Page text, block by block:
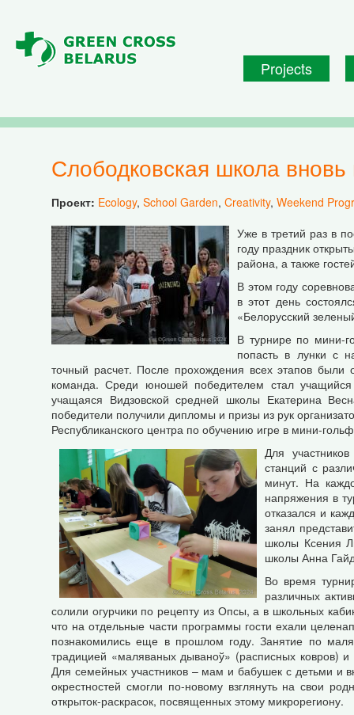
Projects
Слободковская школа
Проект: Ecology, School Garden, Creativity, Weekend
Уже в третий раз в
году праздник
района, а также
В этом году
в этот день
«Белорусский
В турнире по мини-
попасть в лунки с
точный расчет. После прохождения всех этапов
команда. Среди юношей победителем стал
учащаяся Видзовской средней школы Екатерина
победители получили дипломы и призы из рук
Республиканского центра по обучению игре в мини-
Для
станций с
минут. На
напряжения в
отказался и
занял
школы Ксения
школы Анна
Во время
различных
солили огурчики по рецепту из Опсы, а в школьных
что на отдельные части программы гости ехали
познакомились еще в прошлом году. Занятие по
традицией «маляваных дываноў» (расписных ковров)
Для семейных участников – мам и бабушек с детьми и
окрестностей смогли по-новому взглянуть на свои
открыток-раскрасок, посвященных этому микрорегиону.